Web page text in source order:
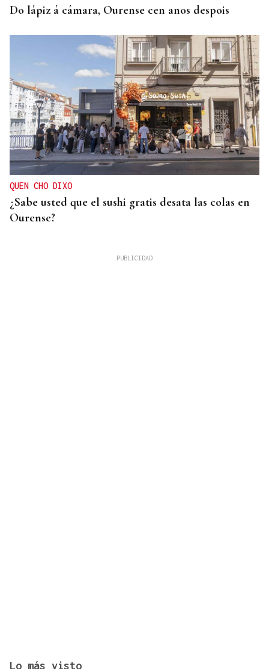
Do lápiz á cámara, Ourense cen anos despois
QUEN CHO DIXO
¿Sabe usted que el sushi gratis desata las colas en
Ourense?
Lo más visto